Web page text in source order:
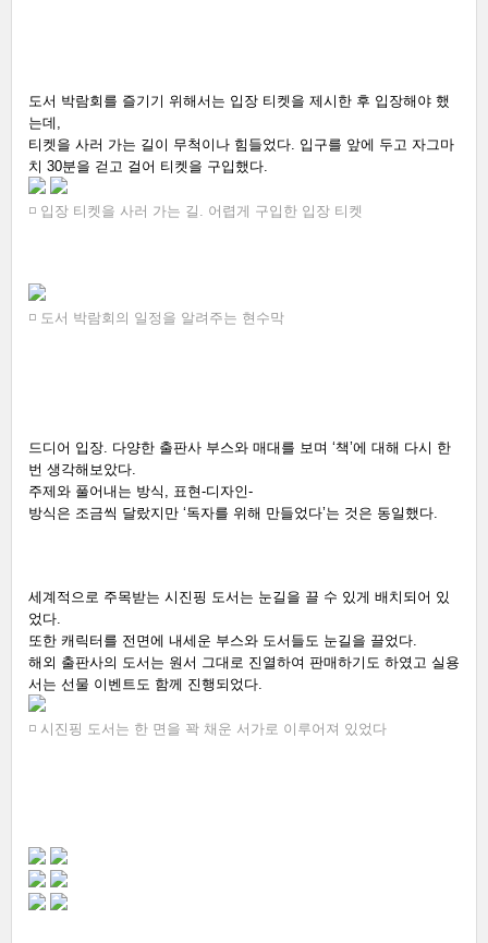
도서 박람회를 즐기기 위해서는 입장 티켓을 제시한 후 입장해야 했
는데,
티켓을 사러 가는 길이 무척이나 힘들었다. 입구를 앞에 두고 자그마
치 30분을 걷고 걸어 티켓을 구입했다.
◽ 입장 티켓을 사러 가는 길. 어렵게 구입한 입장 티켓
◽ 도서 박람회의 일정을 알려주는 현수막
드디어 입장. 다양한 출판사 부스와 매대를 보며 ‘책’에 대해 다시 한
번 생각해보았다.
주제와 풀어내는 방식, 표현-디자인-
방식은 조금씩 달랐지만 ‘독자를 위해 만들었다’는 것은 동일했다.
세계적으로 주목받는 시진핑 도서는 눈길을 끌 수 있게 배치되어 있
었다.
또한 캐릭터를 전면에 내세운 부스와 도서들도 눈길을 끌었다.
해외 출판사의 도서는 원서 그대로 진열하여 판매하기도 하였고 실용
서는 선물 이벤트도 함께 진행되었다.
◽ 시진핑 도서는 한 면을 꽉 채운 서가로 이루어져 있었다